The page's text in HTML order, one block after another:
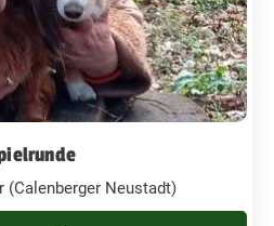
(Calenberger Neustadt)